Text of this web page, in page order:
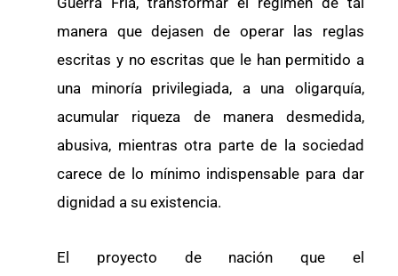
manera que dejasen de operar las reglas
escritas y no escritas que le han permitido a
una minoría privilegiada, a una oligarquía,
acumular riqueza de manera desmedida,
abusiva, mientras otra parte de la sociedad
carece de lo mínimo indispensable para dar
dignidad a su existencia.
El proyecto de nación que el